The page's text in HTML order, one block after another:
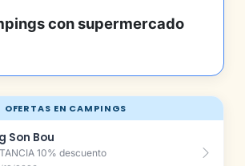
OFERTAS EN CAMPINGS
Son Bou
10% descuento
con supermercado